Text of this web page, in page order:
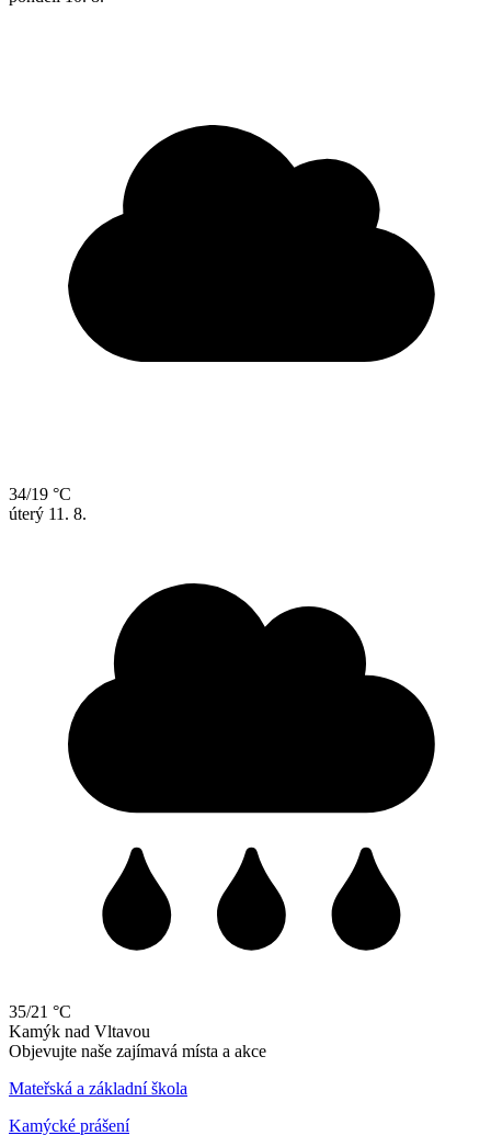
34/19 °C
úterý 11. 8.
35/21 °C
Kamýk nad Vltavou
Objevujte naše zajímavá místa a akce
Mateřská a základní škola
Kamýcké prášení